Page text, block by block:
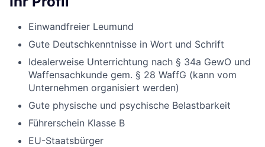
Einwandfreier Leumund
Gute Deutschkenntnisse in Wort und Schrift
Idealerweise Unterrichtung nach § 34a GewO und
Waffensachkunde gem. § 28 WaffG (kann vom
Unternehmen organisiert werden)
Gute physische und psychische Belastbarkeit
Führerschein Klasse B
EU-Staatsbürger